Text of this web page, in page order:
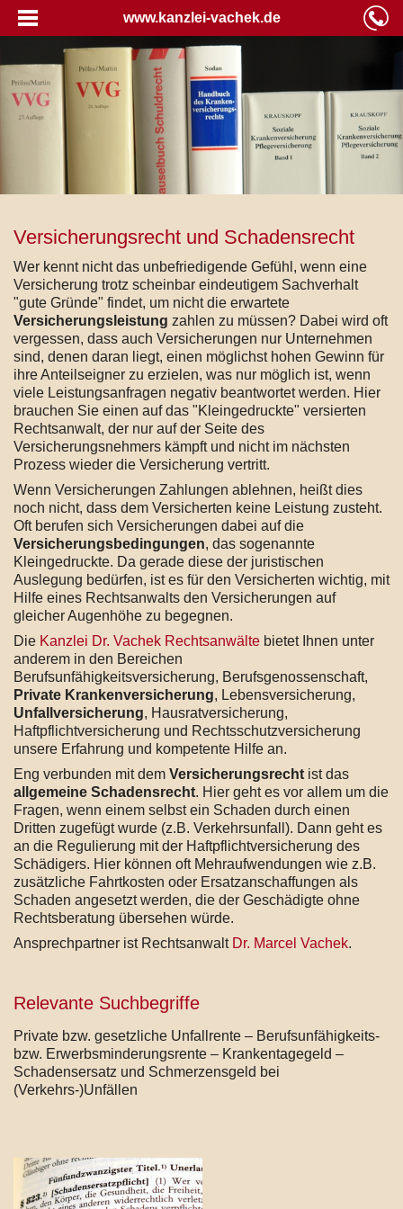
www.kanzlei-vachek.de
Versicherungsrecht und Schadensrecht
Wer kennt nicht das unbefriedigende Gefühl, wenn eine
Versicherung trotz scheinbar eindeutigem Sachverhalt
"gute Gründe" findet, um nicht die erwartete
Versicherungsleistung zahlen zu müssen? Dabei wird oft
vergessen, dass auch Versicherungen nur Unternehmen
sind, denen daran liegt, einen möglichst hohen Gewinn für
ihre Anteilseigner zu erzielen, was nur möglich ist, wenn
viele Leistungsanfragen negativ beantwortet werden. Hier
brauchen Sie einen auf das "Kleingedruckte" versierten
Rechtsanwalt, der nur auf der Seite des
Versicherungsnehmers kämpft und nicht im nächsten
Prozess wieder die Versicherung vertritt.
Wenn Versicherungen Zahlungen ablehnen, heißt dies
noch nicht, dass dem Versicherten keine Leistung zusteht.
Oft berufen sich Versicherungen dabei auf die
Versicherungsbedingungen, das sogenannte
Kleingedruckte. Da gerade diese der juristischen
Auslegung bedürfen, ist es für den Versicherten wichtig, mit
Hilfe eines Rechtsanwalts den Versicherungen auf
gleicher Augenhöhe zu begegnen.
Die Kanzlei Dr. Vachek Rechtsanwälte bietet Ihnen unter
anderem in den Bereichen
Berufsunfähigkeitsversicherung, Berufsgenossenschaft,
Private Krankenversicherung, Lebensversicherung,
Unfallversicherung, Hausratversicherung,
Haftpflichtversicherung und Rechtsschutzversicherung
unsere Erfahrung und kompetente Hilfe an.
Eng verbunden mit dem Versicherungsrecht ist das
allgemeine Schadensrecht. Hier geht es vor allem um die
Fragen, wenn einem selbst ein Schaden durch einen
Dritten zugefügt wurde (z.B. Verkehrsunfall). Dann geht es
an die Regulierung mit der Haftpflichtversicherung des
Schädigers. Hier können oft Mehraufwendungen wie z.B.
zusätzliche Fahrtkosten oder Ersatzanschaffungen als
Schaden angesetzt werden, die der Geschädigte ohne
Rechtsberatung übersehen würde.
Ansprechpartner ist Rechtsanwalt Dr. Marcel Vachek.
Relevante Suchbegriffe
Private bzw. gesetzliche Unfallrente – Berufsunfähigkeits-
bzw. Erwerbsminderungsrente – Krankentagegeld –
Schadensersatz und Schmerzensgeld bei
(Verkehrs-)Unfällen